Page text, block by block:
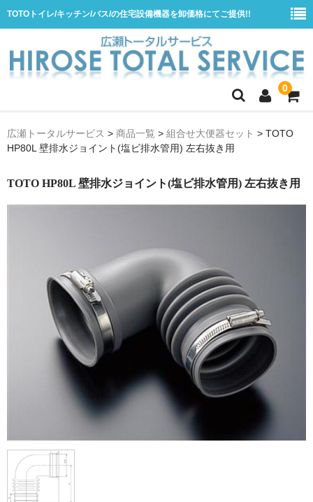
TOTOトイレ/キッチン/バス/の住宅設備機器を卸価格にてご提供!!
0
会社概要
キッチン用水栓
洗面所用自動水栓
洗面所用水栓
洗濯機用水栓
単水栓
普通便座
暖房便座
広瀬トータルサービス > 商品一覧 > 組合せ大便器セット > TOTO
HP80L 壁排水ジョイント(塩ビ排水管用) 左右抜き用
TOTO HP80L 壁排水ジョイント(塩ビ排水管用) 左右抜き用